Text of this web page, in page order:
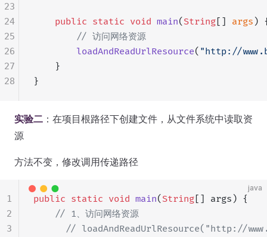
    public
static void main( String [] args )
        // 访问网络资源
        loadAndReadUrlResource
( "http://
    }
}
23
24
25
26
27
28
实验二 ：在项目根路径下创建文件，从文件系统中读取资
源
方法不变，修改调用传递路径
java
public static void main( String [] args) {
    // 1、访问网络资源
// loadAndReadUrlResource("http://
1
2
3